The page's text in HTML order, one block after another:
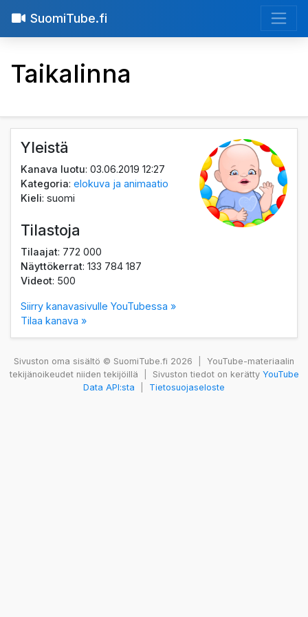
SuomiTube.fi
Taikalinna
Yleistä
Kanava luotu: 03.06.2019 12:27
Kategoria:elokuva ja animaatio
Kieli: suomi
Tilastoja
Tilaajat: 772 000
Näyttökerrat: 133 784 187
Videot: 500
Siirry kanavasivulle YouTubessa »
Tilaa kanava »
Sivuston oma sisältö © SuomiTube.fi 2026
YouTube-materiaalin
tekijänoikeudet niiden tekijöillä
Sivuston tiedot on kerätty YouTube
Data API:sta
Tietosuojaseloste